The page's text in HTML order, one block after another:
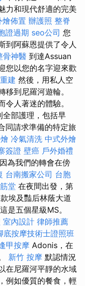
力和現代舒適的完美
燴佈置 辦護照 整脊
證過期 seo公司 您
到阿蘇恩提供了令人
骨神醫 到達Assuan
您以您的名字迎來歡
建 然後，用私人空
到尼羅河遊輪。
人著迷的體驗。
部護理，包括早
同請求準備的特定旅
冷氣清洗 中式外燴
簽證 壁癌 戶外婚禮
為我們的轉會在傍
台南搬家公司 台胞
堂 在夜間出發，第
埃及豔后林蔭大道
是五個星級MS。
室內設計 律師推薦
底按摩技術士證照班
甲按摩 Adonis，在
新竹 按摩 默認情況
在尼羅河平靜的水域
例如優質的餐食，輕